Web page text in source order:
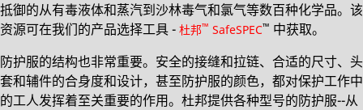
抵御的从有毒液体和蒸汽到沙林毒气和氯气等数百种化学品。该
资源可在我们的产品选择工具 - 杜邦™ SafeSPEC™ 中获取。
防护服的结构也非常重要。安全的接缝和拉链、合适的尺寸、头
套和辅件的合身度和设计，甚至防护服的颜色，都对保护工作中
的工人发挥着至关重要的作用。杜邦提供各种型号的防护服--从